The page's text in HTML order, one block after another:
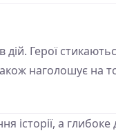
дій. Герої
наголошує на
а глибоке